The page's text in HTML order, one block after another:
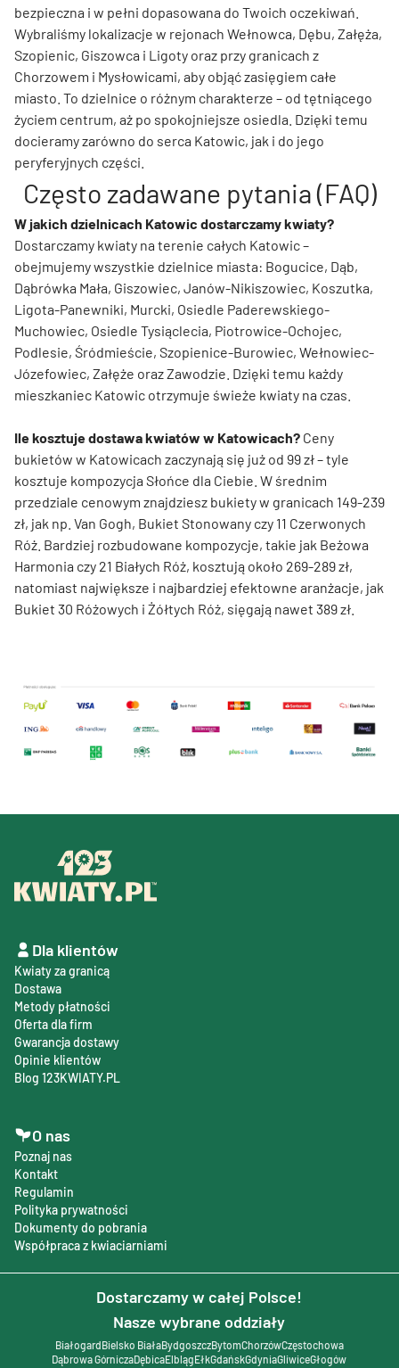
bezpieczna i w pełni dopasowana do Twoich oczekiwań.
Wybraliśmy lokalizacje w rejonach Wełnowca, Dębu, Załęża,
Szopienic, Giszowca i Ligoty oraz przy granicach z
Chorzowem i Mysłowicami, aby objąć zasięgiem całe
miasto. To dzielnice o różnym charakterze – od tętniącego
życiem centrum, aż po spokojniejsze osiedla. Dzięki temu
docieramy zarówno do serca Katowic, jak i do jego
peryferyjnych części.
Często zadawane pytania (FAQ)
W jakich dzielnicach Katowic dostarczamy kwiaty?
Dostarczamy kwiaty na terenie całych Katowic –
obejmujemy wszystkie dzielnice miasta: Bogucice, Dąb,
Dąbrówka Mała, Giszowiec, Janów-Nikiszowiec, Koszutka,
Ligota-Panewniki, Murcki, Osiedle Paderewskiego-
Muchowiec, Osiedle Tysiąclecia, Piotrowice-Ochojec,
Podlesie, Śródmieście, Szopienice-Burowiec, Wełnowiec-
Józefowiec, Załęże oraz Zawodzie. Dzięki temu każdy
mieszkaniec Katowic otrzymuje świeże kwiaty na czas.
Ile kosztuje dostawa kwiatów w Katowicach? Ceny
bukietów w Katowicach zaczynają się już od 99 zł – tyle
kosztuje kompozycja Słońce dla Ciebie. W średnim
przedziale cenowym znajdziesz bukiety w granicach 149-239
zł, jak np. Van Gogh, Bukiet Stonowany czy 11 Czerwonych
Róż. Bardziej rozbudowane kompozycje, takie jak Beżowa
Harmonia czy 21 Białych Róż, kosztują około 269-289 zł,
natomiast największe i najbardziej efektowne aranżacje, jak
Bukiet 30 Różowych i Żółtych Róż, sięgają nawet 389 zł.
Dla klientów
Kwiaty za granicą
Dostawa
Metody płatności
Oferta dla firm
Gwarancja dostawy
Opinie klientów
Blog 123KWIATY.PL
O nas
Poznaj nas
Kontakt
Regulamin
Polityka prywatności
Dokumenty do pobrania
Współpraca z kwiaciarniami
Dostarczamy w całej Polsce!
Nasze wybrane oddziały
BiałogardBielsko BiałaBydgoszczBytomChorzówCzęstochowa
Dąbrowa GórniczaDębicaElblągEłkGdańskGdyniaGliwiceGłogów